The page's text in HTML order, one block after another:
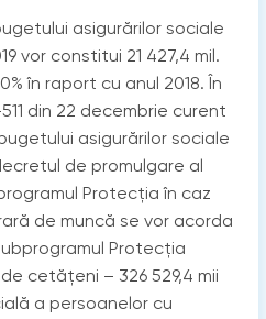
asigurărilor sociale
vor constitui 21 427,4 mil.
în raport cu anul 2018. În
din 22 decembrie curent
asigurărilor sociale
de promulgare al
Protecția în caz
de muncă se vor acorda
Protecția
cetățeni – 326 529,4 mii
a persoanelor cu